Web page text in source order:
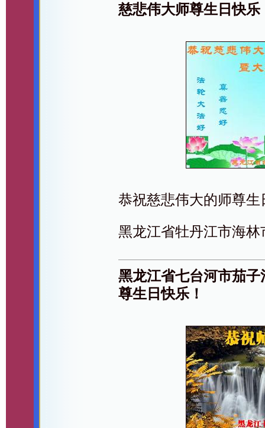
慈悲伟大师尊生日快乐
恭祝慈悲伟大的师尊生
黑龙江省牡丹江市海
黑龙江省七台河市茄
尊生日快乐！